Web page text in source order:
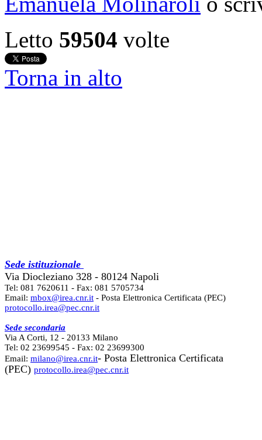
Letto 59504 volte
Torna in alto
Sede istituzionale
Via Diocleziano 328 - 80124 Napoli
Tel: 081 7620611 - Fax: 081 5705734
Email: mbox@irea.cnr.it - Posta Elettronica Certificata (PEC)
protocollo.irea@pec.cnr.it
Sede secondaria
Via A Corti, 12 - 20133 Milano
Tel: 02 23699545 - Fax: 02 23699300
Email: milano@irea.cnr.it- Posta Elettronica Certificata
(PEC) protocollo.irea@pec.cnr.it